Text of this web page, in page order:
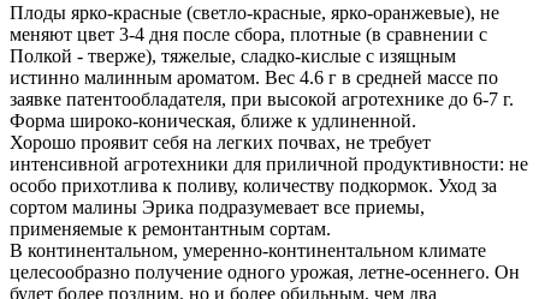
Плоды ярко-красные (светло-красные, ярко-оранжевые), не
меняют цвет 3-4 дня после сбора, плотные (в сравнении с
Полкой - тверже), тяжелые, сладко-кислые с изящным
истинно малинным ароматом. Вес 4.6 г в средней массе по
заявке патентообладателя, при высокой агротехнике до 6-7 г.
Форма широко-коническая, ближе к удлиненной.
Хорошо проявит себя на легких почвах, не требует
интенсивной агротехники для приличной продуктивности: не
особо прихотлива к поливу, количеству подкормок. Уход за
сортом малины Эрика подразумевает все приемы,
применяемые к ремонтантным сортам.
В континентальном, умеренно-континентальном климате
целесообразно получение одного урожая, летне-осеннего. Он
будет более поздним, но и более обильным, чем два